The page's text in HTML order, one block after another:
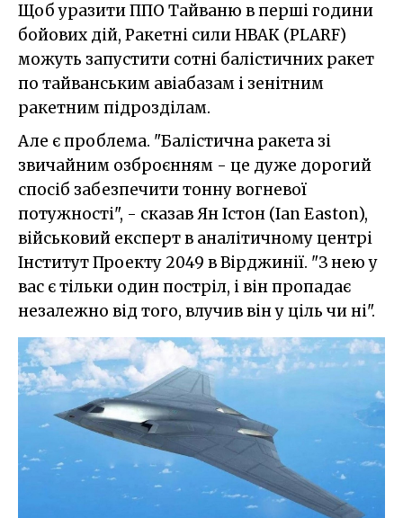
Щоб уразити ППО Тайваню в перші години
бойових дій, Ракетні сили НВАК (PLARF)
можуть запустити сотні балістичних ракет
по тайванським авіабазам і зенітним
ракетним підрозділам.
Але є проблема. "Балістична ракета зі
звичайним озброєнням - це дуже дорогий
спосіб забезпечити тонну вогневої
потужності", - сказав Ян Істон (Ian Easton),
військовий експерт в аналітичному центрі
Інститут Проекту 2049 в Вірджинії. "З нею у
вас є тільки один постріл, і він пропадає
незалежно від того, влучив він у ціль чи ні".